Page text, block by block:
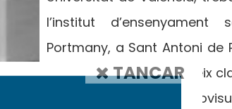
l’institut
Portmany, a Sant Antoni de
de l’any 2000, hi imparteix
de Teatre i Cultura
TANCAR